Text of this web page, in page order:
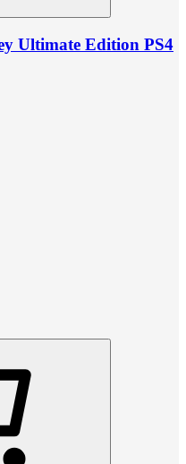
Ultimate Edition PS4